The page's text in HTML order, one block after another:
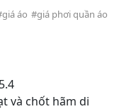
áo #giá phơi quần áo
và chốt hãm di